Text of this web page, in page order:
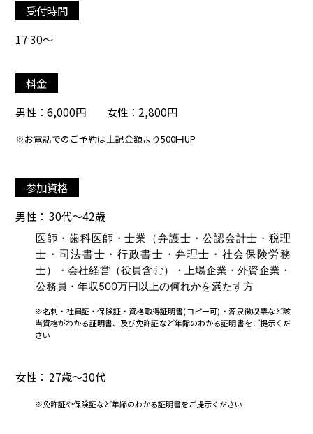
受付時間
17:30～
料金
男性：6,000円 女性：2,800円
※お電話でのご予約は上記金額より500円UP
参加資格
男性： 30代～42歳
医師・歯科医師・士業（弁護士・公認会計士・税理
士・司法書士・行政書士・弁理士・社会保険労務
士）・会社経営（役員含む）・上場企業・外資企業・
公務員・年収500万円以上の何れかを満たす方
※名刺・社員証・保険証・資格取得証明書(コピー可)・源泉徴収票など該
当資格がわかる証明書、及び免許証など年齢のわかる証明書をご提示くだ
さい
女性： 27歳～30代
※免許証や保険証など年齢のわかる証明書をご提示ください